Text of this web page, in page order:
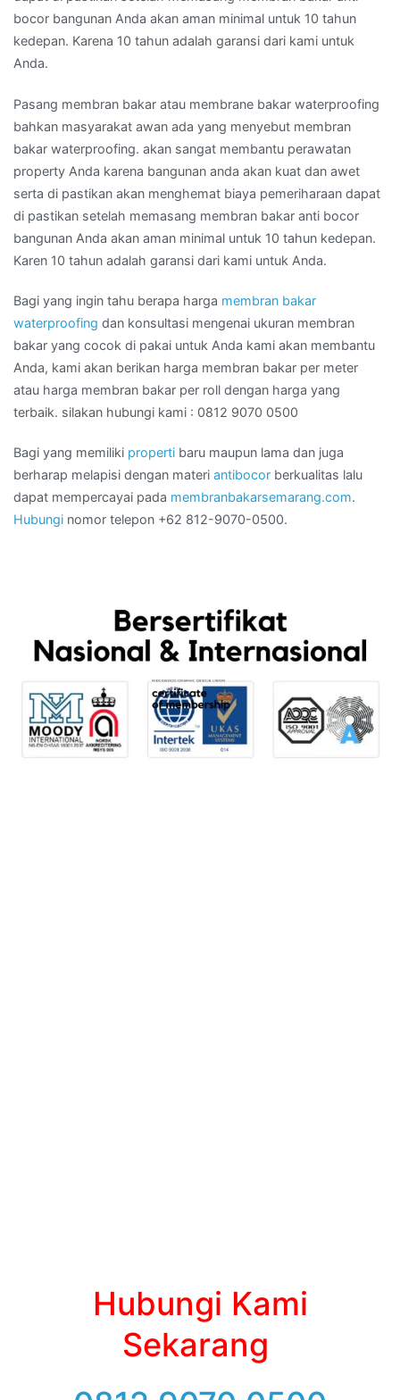
bocor bangunan Anda akan aman minimal untuk 10 tahun
kedepan. Karena 10 tahun adalah garansi dari kami untuk
Anda.
Pasang membran bakar atau membrane bakar waterproofing
bahkan masyarakat awan ada yang menyebut membran
bakar waterproofing. akan sangat membantu perawatan
property Anda karena bangunan anda akan kuat dan awet
serta di pastikan akan menghemat biaya pemeriharaan dapat
di pastikan setelah memasang membran bakar anti bocor
bangunan Anda akan aman minimal untuk 10 tahun kedepan.
Karen 10 tahun adalah garansi dari kami untuk Anda.
Bagi yang ingin tahu berapa harga membran bakar
waterproofing dan konsultasi mengenai ukuran membran
bakar yang cocok di pakai untuk Anda kami akan membantu
Anda, kami akan berikan harga membran bakar per meter
atau harga membran bakar per roll dengan harga yang
terbaik. silakan hubungi kami : 0812 9070 0500
Bagi yang memiliki properti baru maupun lama dan juga
berharap melapisi dengan materi antibocor berkualitas lalu
dapat mempercayai pada membranbakarsemarang.com.
Hubungi nomor telepon +62 812-9070-0500.
Hubungi Kami
Sekarang